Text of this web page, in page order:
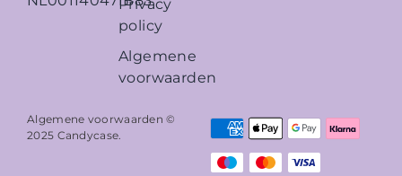
Privacy
policy
Algemene
voorwaarden
Algemene voorwaarden ©
2025 Candycase